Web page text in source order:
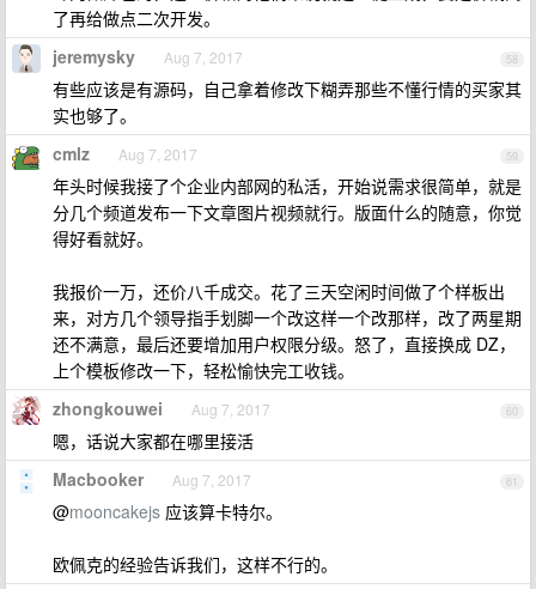
了再给做点二次开发。
58
jeremysky Aug 7, 2017
有些应该是有源码，自己拿着修改下糊弄那些不懂行情的买家其
实也够了。
59
cmlz Aug 7, 2017
年头时候我接了个企业内部网的私活，开始说需求很简单，就是
分几个频道发布一下文章图片视频就行。版面什么的随意，你觉
得好看就好。
我报价一万，还价八千成交。花了三天空闲时间做了个样板出
来，对方几个领导指手划脚一个改这样一个改那样，改了两星期
还不满意，最后还要增加用户权限分级。怒了，直接换成 DZ，
上个模板修改一下，轻松愉快完工收钱。
60
zhongkouwei Aug 7, 2017
嗯，话说大家都在哪里接活
61
Macbooker Aug 7, 2017
@mooncakejs 应该算卡特尔。
欧佩克的经验告诉我们，这样不行的。